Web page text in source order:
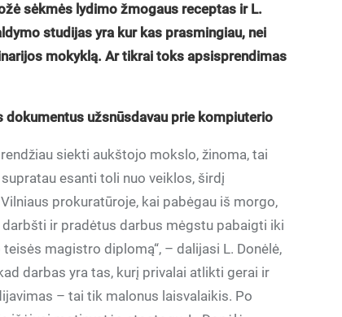
sėkmės lydimo žmogaus receptas ir L.
studijas yra kur kas prasmingiau, nei
mokyklą. Ar tikrai toks apsisprendimas
užsnūsdavau prie kompiuterio
siekti aukštojo mokslo, žinoma, tai
esanti toli nuo veiklos, širdį
prokuratūroje, kai pabėgau iš morgo,
ir pradėtus darbus mėgstu pabaigti iki
magistro diplomą“, – dalijasi L. Donėlė,
darbas yra tas, kurį privalai atlikti gerai ir
– tai tik malonus laisvalaikis. Po